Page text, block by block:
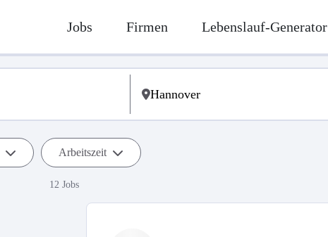
Jobs Firmen Lebenslauf-Generator
Arbeitszeit
12 Jobs